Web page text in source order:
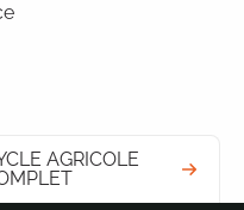
AGRICOLE